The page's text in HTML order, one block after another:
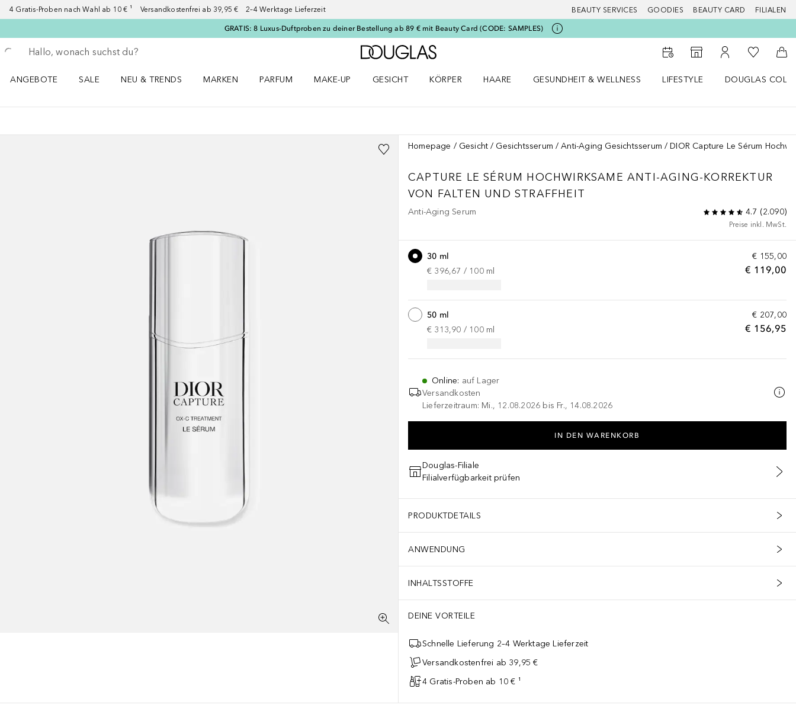
4 Gratis-Proben nach Wahl ab 10 € ¹ Versandkostenfrei ab 39,95 € 2–4 Werktage Lieferzeit BEAUTY SERVICES GOODIES BEAUTY CARD FILIALEN
GRATIS: 8 Luxus-Duftproben zu deiner Bestellung ab 89 € mit Beauty Card (CODE: SAMPLES)
Gehe zurück
Suche ausführen
Zur Douglas Startseite
Zum Storefinder
Zu Meinem
Zu Meiner
ANGEBOTE
SALE
NEU & TRENDS
MARKEN
PARFUM
MAKE-UP
GESICHT
KÖRPER
HAARE
GESUNDHEIT & WELLNESS
LIFESTYLE
DOUGLAS
Homepage Gesicht Gesichtsserum Anti-Aging Gesichtsserum DIOR Capture Le Sérum
CAPTURE LE SÉRUM HOCHWIRKSAME ANTI-AGING-KORREKTUR
VON FALTEN UND STRAFFHEIT
Anti-Aging Serum 4.7 (2.090)
Preise inkl. MwSt.
€ 155,00
€ 119,00
30 ml
€ 396,67 / 100 ml
€ 207,00
€ 156,95
50 ml
€ 313,90 / 100 ml
Online: auf Lager
Versandkosten
Lieferzeitraum: Mi., 12.08.2026 bis Fr., 14.08.2026
IN DEN WARENKORB
Douglas-Filiale
Filialverfügbarkeit prüfen
PRODUKTDETAILS
ANWENDUNG
INHALTSSTOFFE
DEINE VORTEILE
Schnelle Lieferung 2–4 Werktage Lieferzeit
Versandkostenfrei ab 39,95 €
4 Gratis-Proben ab 10 € ¹